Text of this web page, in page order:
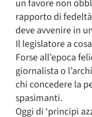
un favore non
rapporto di
deve avvenire in
Il legislatore a
Forse all’epoca
giornalista o
chi concedere la
spasimanti.
Oggi di ‘principi